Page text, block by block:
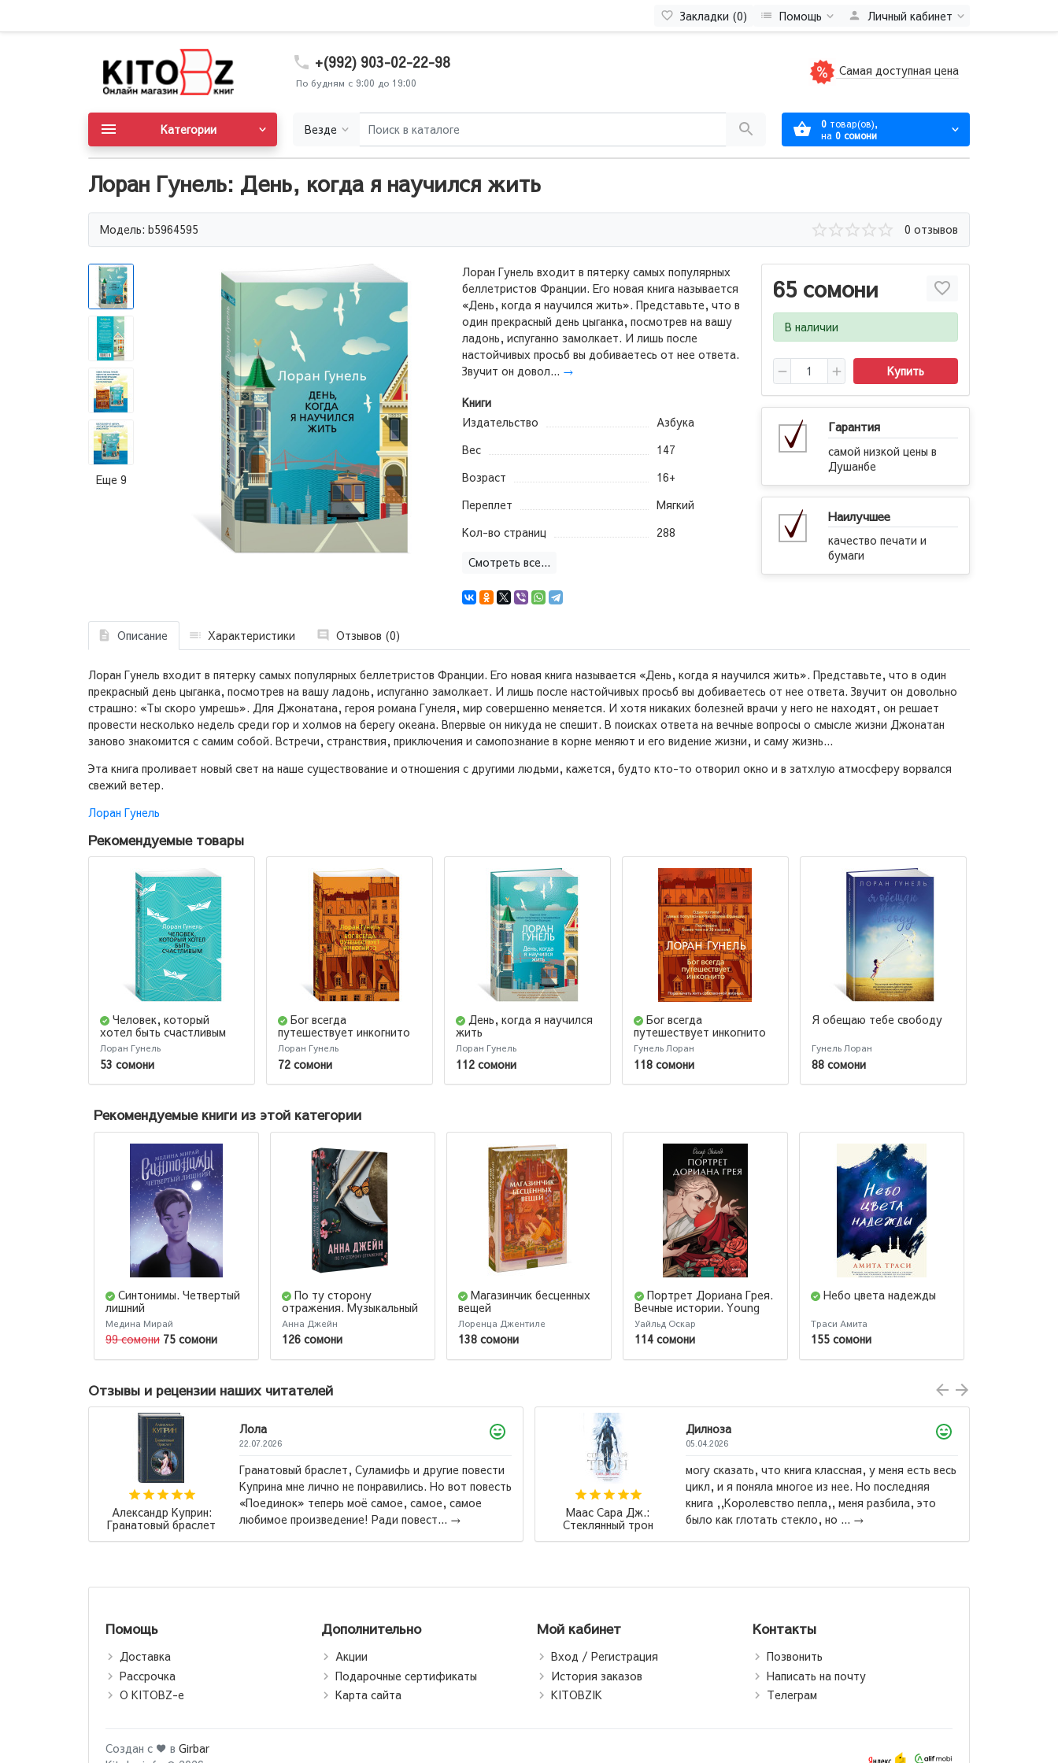
Закладки (0) Помощь Личный кабинет
+(992) 903-02-22-98
По будням с 9:00 до 19:00
Самая доступная цена
Везде 0 товар(ов),
на 0 сомони
Категории
Лоран Гунель: День, когда я научился жить
Модель: b5964595 0 отзывов
Еще 9
65 сомони
В наличии
Купить
Гарантия
самой низкой цены в
Душанбе
Наилучшее
качество печати и
бумаги
Лоран Гунель входит в пятерку самых популярных
беллетристов Франции. Его новая книга называется
«День, когда я научился жить». Представьте, что в
один прекрасный день цыганка, посмотрев на вашу
ладонь, испуганно замолкает. И лишь после
настойчивых просьб вы добиваетесь от нее ответа.
Звучит он довол... →
Книги
Издательство
Азбука
Вес
147
Возраст
16+
Переплет
Мягкий
Кол-во страниц
288
Смотреть все...
Описание Характеристики Отзывов (0)
Лоран Гунель входит в пятерку самых популярных беллетристов Франции. Его новая книга называется «День, когда я научился жить». Представьте, что в один
прекрасный день цыганка, посмотрев на вашу ладонь, испуганно замолкает. И лишь после настойчивых просьб вы добиваетесь от нее ответа. Звучит он довольно
страшно: «Ты скоро умрешь». Для Джонатана, героя романа Гунеля, мир совершенно меняется. И хотя никаких болезней врачи у него не находят, он решает
провести несколько недель среди гор и холмов на берегу океана. Впервые он никуда не спешит. В поисках ответа на вечные вопросы о смысле жизни Джонатан
заново знакомится с самим собой. Встречи, странствия, приключения и самопознание в корне меняют и его видение жизни, и саму жизнь...
Эта книга проливает новый свет на наше существование и отношения с другими людьми, кажется, будто кто-то отворил окно и в затхлую атмосферу ворвался
свежий ветер.
Лоран Гунель
Рекомендуемые товары
Человек, который
хотел быть счастливым
Лоран Гунель
53 сомони
Бог всегда
путешествует инкогнито
Лоран Гунель
72 сомони
День, когда я научился
жить
Лоран Гунель
112 сомони
Бог всегда
путешествует инкогнито
Гунель Лоран
118 сомони
Я обещаю тебе свободу
Гунель Лоран
88 сомони
Рекомендуемые книги из этой категории
Синтонимы. Четвертый
лишний
Медина Мирай
99 сомони 75 сомони
По ту сторону
отражения. Музыкальный
приворот
Анна Джейн
126 сомони
Магазинчик бесценных
вещей
Лоренца Джентиле
138 сомони
Портрет Дориана Грея.
Вечные истории. Young
Adult
Уайльд Оскар
114 сомони
Небо цвета надежды
Траси Амита
155 сомони
Отзывы и рецензии наших читателей
Александр Куприн:
Гранатовый браслет
Лола
22.07.2026
Гранатовый браслет, Суламифь и другие повести
Куприна мне лично не понравились. Но вот повесть
«Поединок» теперь моё самое, самое, самое
любимое произведение! Ради повест... →
Маас Сара Дж.:
Стеклянный трон
Дилноза
05.04.2026
могу сказать, что книга классная, у меня есть весь
цикл, и я поняла многое из нее. Но последняя
книга ,,Королевство пепла,, меня разбила, это
было как глотать стекло, но ... →
Помощь
Доставка
Рассрочка
О KITOBZ-е
Дополнительно
Акции
Подарочные сертификаты
Карта сайта
Мой кабинет
Вход / Регистрация
История заказов
KITOBZIK
Контакты
Позвонить
Написать на почту
Телеграм
Создан с ♥ в Girbar